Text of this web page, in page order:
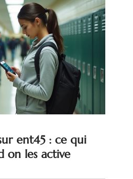
ent45 : ce qui
on les active